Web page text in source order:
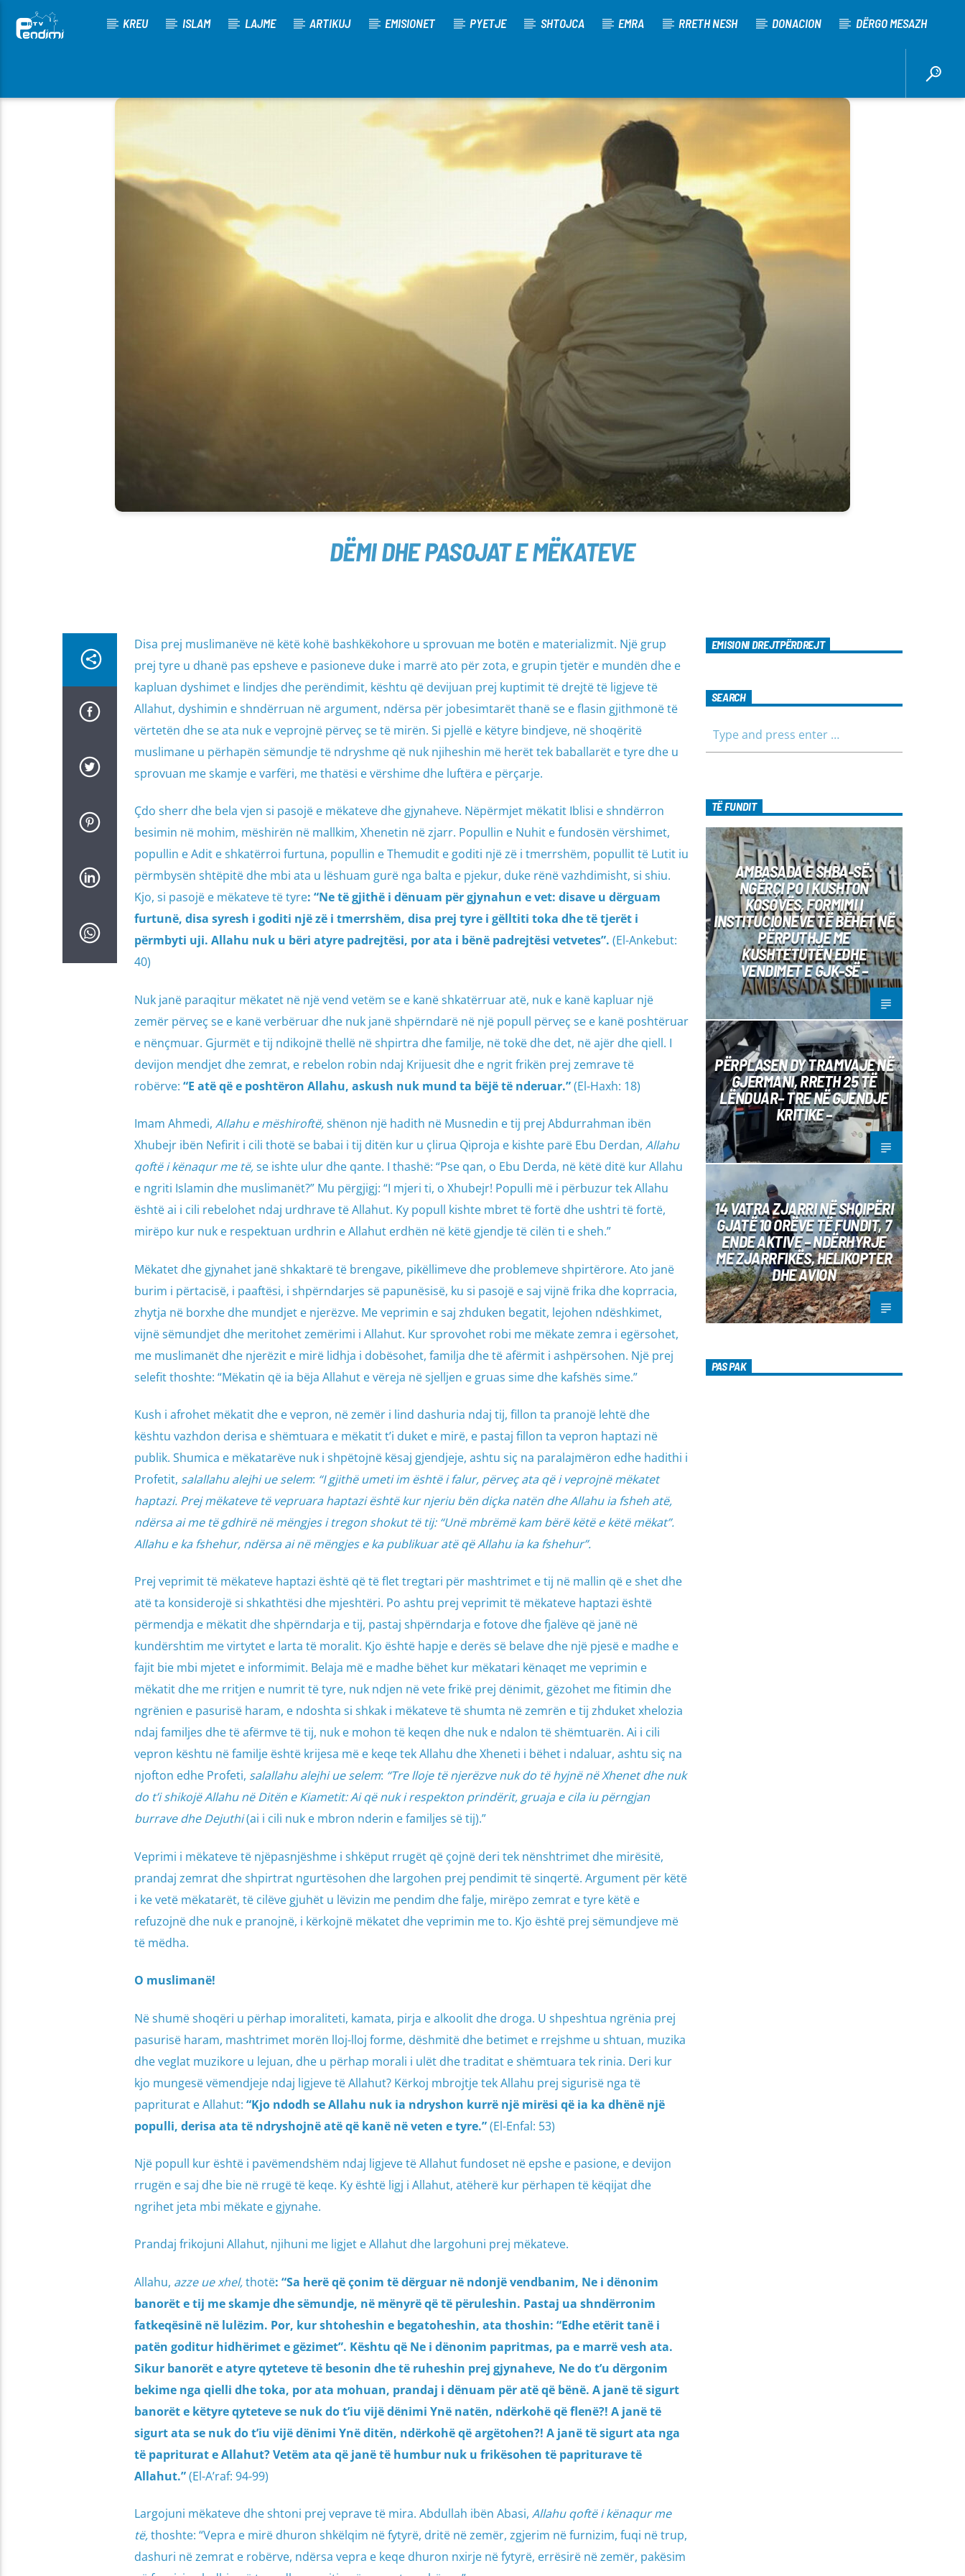
KREU ISLAM LAJME ARTIKUJ EMISIONET PYETJE SHTOJCA EMRA RRETH NESH DONACION DËRGO MESAZH
[There are no radio stations in the database]
DËMI DHE PASOJAT E MËKATEVE
Disa prej muslimanëve në këtë kohë bashkëkohore u sprovuan me botën e materializmit. Një grup
prej tyre u dhanë pas epsheve e pasioneve duke i marrë ato për zota, e grupin tjetër e mundën dhe e
kapluan dyshimet e lindjes dhe perëndimit, kështu që devijuan prej kuptimit të drejtë të ligjeve të
Allahut, dyshimin e shndërruan në argument, ndërsa për jobesimtarët thanë se e flasin gjithmonë të
vërtetën dhe se ata nuk e veprojnë përveç se të mirën. Si pjellë e këtyre bindjeve, në shoqëritë
muslimane u përhapën sëmundje të ndryshme që nuk njiheshin më herët tek baballarët e tyre dhe u
sprovuan me skamje e varfëri, me thatësi e vërshime dhe luftëra e përçarje.
Çdo sherr dhe bela vjen si pasojë e mëkateve dhe gjynaheve. Nëpërmjet mëkatit Iblisi e shndërron
besimin në mohim, mëshirën në mallkim, Xhenetin në zjarr. Popullin e Nuhit e fundosën vërshimet,
popullin e Adit e shkatërroi furtuna, popullin e Themudit e goditi një zë i tmerrshëm, popullit të Lutit iu
përmbysën shtëpitë dhe mbi ata u lëshuam gurë nga balta e pjekur, duke rënë vazhdimisht, si shiu.
Kjo, si pasojë e mëkateve të tyre: “Ne të gjithë i dënuam për gjynahun e vet: disave u dërguam
furtunë, disa syresh i goditi një zë i tmerrshëm, disa prej tyre i gëlltiti toka dhe të tjerët i
përmbyti uji. Allahu nuk u bëri atyre padrejtësi, por ata i bënë padrejtësi vetvetes”. (El-Ankebut:
40)
Nuk janë paraqitur mëkatet në një vend vetëm se e kanë shkatërruar atë, nuk e kanë kapluar një
zemër përveç se e kanë verbëruar dhe nuk janë shpërndarë në një popull përveç se e kanë poshtëruar
e nënçmuar. Gjurmët e tij ndikojnë thellë në shpirtra dhe familje, në tokë dhe det, në ajër dhe qiell. I
devijon mendjet dhe zemrat, e rebelon robin ndaj Krijuesit dhe e ngrit frikën prej zemrave të
robërve: “E atë që e poshtëron Allahu, askush nuk mund ta bëjë të nderuar.”(El-Haxh: 18)
Imam Ahmedi, Allahu e mëshiroftë,shënon një hadith në Musnedin e tij prej Abdurrahman ibën
Xhubejr ibën Nefirit i cili thotë se babai i tij ditën kur u çlirua Qiproja e kishte parë Ebu Derdan, Allahu
qoftë i kënaqur me të,se ishte ulur dhe qante. I thashë: “Pse qan, o Ebu Derda, në këtë ditë kur Allahu
e ngriti Islamin dhe muslimanët?” Mu përgjigj: “I mjeri ti, o Xhubejr! Populli më i përbuzur tek Allahu
është ai i cili rebelohet ndaj urdhrave të Allahut. Ky popull kishte mbret të fortë dhe ushtri të fortë,
mirëpo kur nuk e respektuan urdhrin e Allahut erdhën në këtë gjendje të cilën ti e sheh.”
Mëkatet dhe gjynahet janë shkaktarë të brengave, pikëllimeve dhe problemeve shpirtërore. Ato janë
burim i përtacisë, i paaftësi, i shpërndarjes së papunësisë, ku si pasojë e saj vijnë frika dhe koprracia,
zhytja në borxhe dhe mundjet e njerëzve. Me veprimin e saj zhduken begatit, lejohen ndëshkimet,
vijnë sëmundjet dhe meritohet zemërimi i Allahut. Kur sprovohet robi me mëkate zemra i egërsohet,
me muslimanët dhe njerëzit e mirë lidhja i dobësohet, familja dhe të afërmit i ashpërsohen. Një prej
selefit thoshte: “Mëkatin që ia bëja Allahut e vëreja në sjelljen e gruas sime dhe kafshës sime.”
Kush i afrohet mëkatit dhe e vepron, në zemër i lind dashuria ndaj tij, fillon ta pranojë lehtë dhe
kështu vazhdon derisa e shëmtuara e mëkatit t’i duket e mirë, e pastaj fillon ta vepron haptazi në
publik. Shumica e mëkatarëve nuk i shpëtojnë kësaj gjendjeje, ashtu siç na paralajmëron edhe hadithi i
Profetit, salallahu alejhi ue selem: “I gjithë umeti im është i falur, përveç ata që i veprojnë mëkatet
haptazi. Prej mëkateve të vepruara haptazi është kur njeriu bën diçka natën dhe Allahu ia fsheh atë,
ndërsa ai me të gdhirë në mëngjes i tregon shokut të tij: “Unë mbrëmë kam bërë këtë e këtë mëkat”.
Allahu e ka fshehur, ndërsa ai në mëngjes e ka publikuar atë që Allahu ia ka fshehur”.
Prej veprimit të mëkateve haptazi është që të flet tregtari për mashtrimet e tij në mallin që e shet dhe
atë ta konsiderojë si shkathtësi dhe mjeshtëri. Po ashtu prej veprimit të mëkateve haptazi është
përmendja e mëkatit dhe shpërndarja e tij, pastaj shpërndarja e fotove dhe fjalëve që janë në
kundërshtim me virtytet e larta të moralit. Kjo është hapje e derës së belave dhe një pjesë e madhe e
fajit bie mbi mjetet e informimit. Belaja më e madhe bëhet kur mëkatari kënaqet me veprimin e
mëkatit dhe me rritjen e numrit të tyre, nuk ndjen në vete frikë prej dënimit, gëzohet me fitimin dhe
ngrënien e pasurisë haram, e ndoshta si shkak i mëkateve të shumta në zemrën e tij zhduket xhelozia
ndaj familjes dhe të afërmve të tij, nuk e mohon të keqen dhe nuk e ndalon të shëmtuarën. Ai i cili
vepron kështu në familje është krijesa më e keqe tek Allahu dhe Xheneti i bëhet i ndaluar, ashtu siç na
njofton edhe Profeti, salallahu alejhi ue selem: “Tre lloje të njerëzve nuk do të hyjnë në Xhenet dhe nuk
do t’i shikojë Allahu në Ditën e Kiametit: Ai që nuk i respekton prindërit, gruaja e cila iu përngjan
burrave dhe Dejuthi(ai i cili nuk e mbron nderin e familjes së tij).”
Veprimi i mëkateve të njëpasnjëshme i shkëput rrugët që çojnë deri tek nënshtrimet dhe mirësitë,
prandaj zemrat dhe shpirtrat ngurtësohen dhe largohen prej pendimit të sinqertë. Argument për këtë
i ke vetë mëkatarët, të cilëve gjuhët u lëvizin me pendim dhe falje, mirëpo zemrat e tyre këtë e
refuzojnë dhe nuk e pranojnë, i kërkojnë mëkatet dhe veprimin me to. Kjo është prej sëmundjeve më
të mëdha.
O muslimanë!
Në shumë shoqëri u përhap imoraliteti, kamata, pirja e alkoolit dhe droga. U shpeshtua ngrënia prej
pasurisë haram, mashtrimet morën lloj-lloj forme, dëshmitë dhe betimet e rrejshme u shtuan, muzika
dhe veglat muzikore u lejuan, dhe u përhap morali i ulët dhe traditat e shëmtuara tek rinia. Deri kur
kjo mungesë vëmendjeje ndaj ligjeve të Allahut? Kërkoj mbrojtje tek Allahu prej sigurisë nga të
papriturat e Allahut: “Kjo ndodh se Allahu nuk ia ndryshon kurrë një mirësi që ia ka dhënë një
populli, derisa ata të ndryshojnë atë që kanë në veten e tyre.”(El-Enfal: 53)
Një popull kur është i pavëmendshëm ndaj ligjeve të Allahut fundoset në epshe e pasione, e devijon
rrugën e saj dhe bie në rrugë të keqe. Ky është ligj i Allahut, atëherë kur përhapen të këqijat dhe
ngrihet jeta mbi mëkate e gjynahe.
Prandaj frikojuni Allahut, njihuni me ligjet e Allahut dhe largohuni prej mëkateve.
Allahu, azze ue xhel,thotë: “Sa herë që çonim të dërguar në ndonjë vendbanim, Ne i dënonim
banorët e tij me skamje dhe sëmundje, në mënyrë që të përuleshin. Pastaj ua shndërronim
fatkeqësinë në lulëzim. Por, kur shtoheshin e begatoheshin, ata thoshin: “Edhe etërit tanë i
patën goditur hidhërimet e gëzimet”. Kështu që Ne i dënonim papritmas, pa e marrë vesh ata.
Sikur banorët e atyre qyteteve të besonin dhe të ruheshin prej gjynaheve, Ne do t’u dërgonim
bekime nga qielli dhe toka, por ata mohuan, prandaj i dënuam për atë që bënë. A janë të sigurt
banorët e këtyre qyteteve se nuk do t’iu vijë dënimi Ynë natën, ndërkohë që flenë?! A janë të
sigurt ata se nuk do t’iu vijë dënimi Ynë ditën, ndërkohë që argëtohen?! A janë të sigurt ata nga
të papriturat e Allahut? Vetëm ata që janë të humbur nuk u frikësohen të papriturave të
Allahut.”(El-A’raf: 94-99)
Largojuni mëkateve dhe shtoni prej veprave të mira. Abdullah ibën Abasi, Allahu qoftë i kënaqur me
të,thoshte: “Vepra e mirë dhuron shkëlqim në fytyrë, dritë në zemër, zgjerim në furnizim, fuqi në trup,
dashuri në zemrat e robërve, ndërsa vepra e keqe dhuron nxirje në fytyrë, errësirë në zemër, pakësim
EMISIONI DREJTPËRDREJT
SEARCH
TË FUNDIT
AMBASADA E SHBA-SË:
NGËRÇI PO I KUSHTON
KOSOVËS, FORMIMI I
INSTITUCIONEVE TË BËHET NË
PËRPUTHJE ME
KUSHTETUTËN EDHE
VENDIMET E GJK-SË –
PËRPLASEN DY TRAMVAJE NË
GJERMANI, RRETH 25 TË
LËNDUAR– TRE NË GJENDJE
KRITIKE –
14 VATRA ZJARRI NË SHQIPËRI
GJATË 10 ORËVE TË FUNDIT, 7
ENDE AKTIVE – NDËRHYRJE
ME ZJARRFIKËS, HELIKOPTER
DHE AVION
PAS PAK